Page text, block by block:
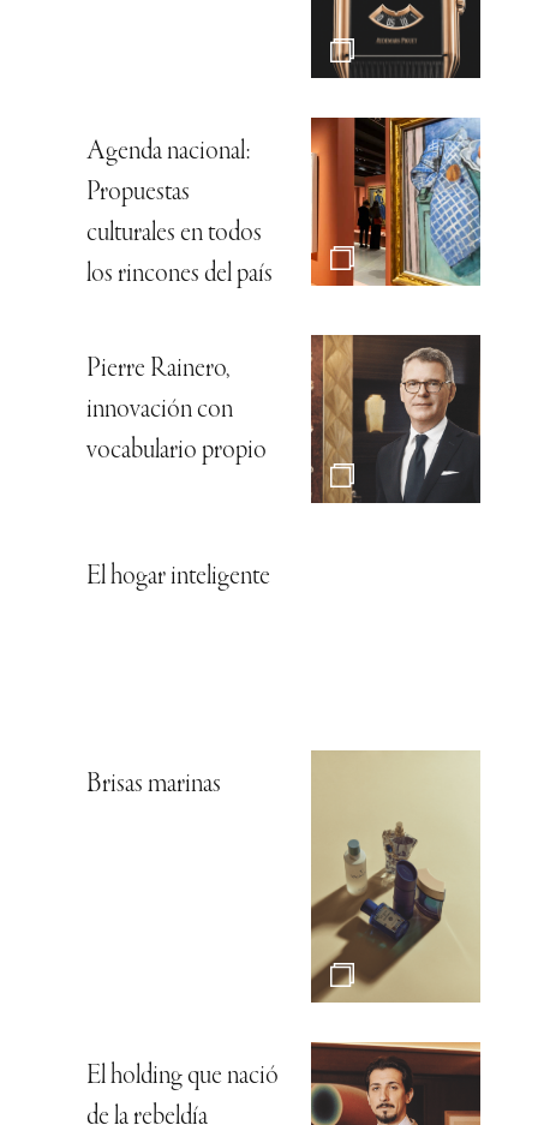
Agenda nacional:
Propuestas
culturales en todos
los rincones del país
Pierre Rainero,
innovación con
vocabulario propio
El hogar inteligente
Brisas marinas
El holding que nació
de la rebeldía